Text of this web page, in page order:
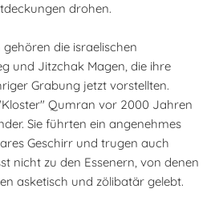
drohen.
die israelischen
und Jitzchak Magen, die ihre
Grabung jetzt vorstellten.
Qumran vor 2000 Jahren
Sie führten ein angenehmes
Geschirr und trugen auch
nicht zu den Essenern, von denen
asketisch und zölibatär gelebt.